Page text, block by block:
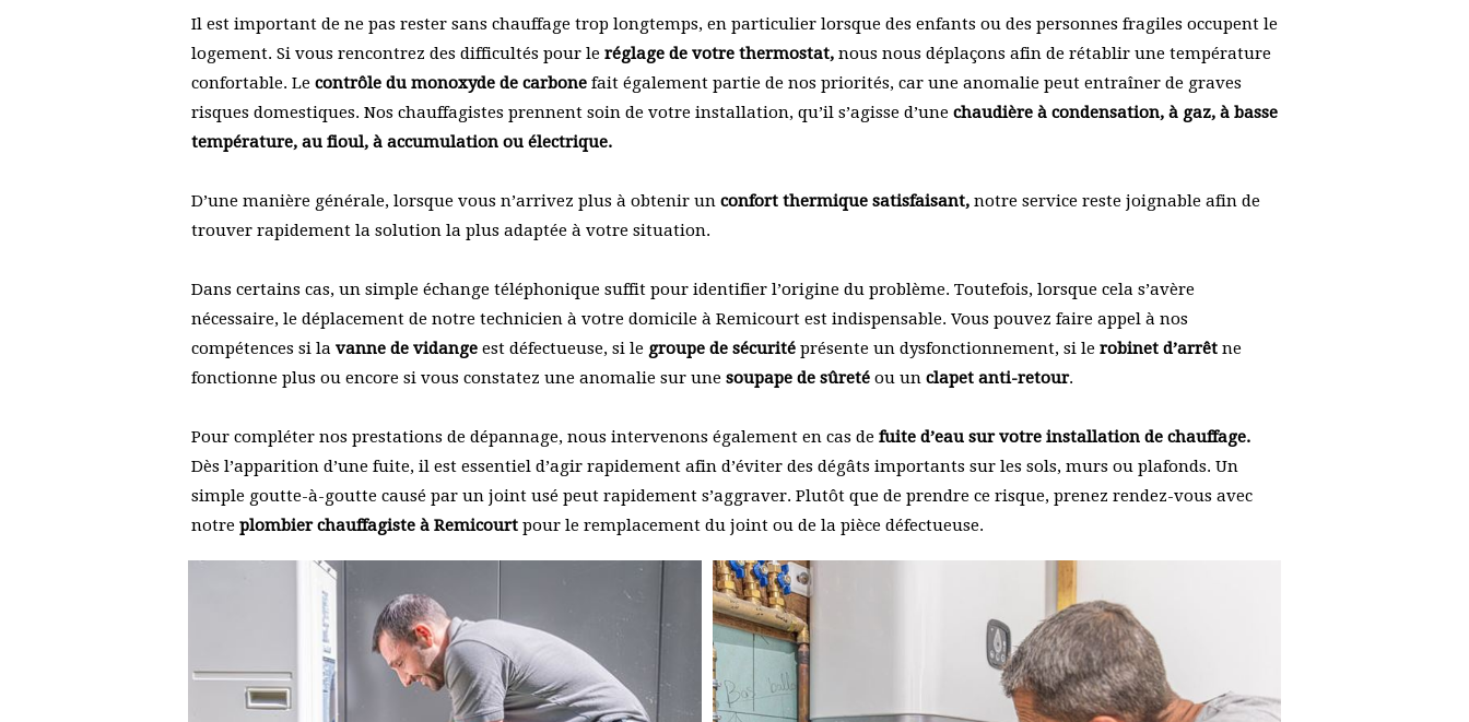
Il est important de ne pas rester sans chauffage trop longtemps, en particulier lorsque des enfants ou des personnes fragiles occupent le
logement. Si vous rencontrez des difficultés pour le réglage de votre thermostat, nous nous déplaçons afin de rétablir une température
confortable. Le contrôle du monoxyde de carbone fait également partie de nos priorités, car une anomalie peut entraîner de graves
risques domestiques. Nos chauffagistes prennent soin de votre installation, qu’il s’agisse d’une chaudière à condensation, à gaz, à basse
température, au fioul, à accumulation ou électrique.
D’une manière générale, lorsque vous n’arrivez plus à obtenir un confort thermique satisfaisant, notre service reste joignable afin de
trouver rapidement la solution la plus adaptée à votre situation.
Dans certains cas, un simple échange téléphonique suffit pour identifier l’origine du problème. Toutefois, lorsque cela s’avère
nécessaire, le déplacement de notre technicien à votre domicile à Remicourt est indispensable. Vous pouvez faire appel à nos
compétences si la vanne de vidange est défectueuse, si le groupe de sécurité présente un dysfonctionnement, si le robinet d’arrêt ne
fonctionne plus ou encore si vous constatez une anomalie sur une soupape de sûreté ou un clapet anti-retour.
Pour compléter nos prestations de dépannage, nous intervenons également en cas de fuite d’eau sur votre installation de chauffage.
Dès l’apparition d’une fuite, il est essentiel d’agir rapidement afin d’éviter des dégâts importants sur les sols, murs ou plafonds. Un
simple goutte-à-goutte causé par un joint usé peut rapidement s’aggraver. Plutôt que de prendre ce risque, prenez rendez-vous avec
notre plombier chauffagiste à Remicourt pour le remplacement du joint ou de la pièce défectueuse.